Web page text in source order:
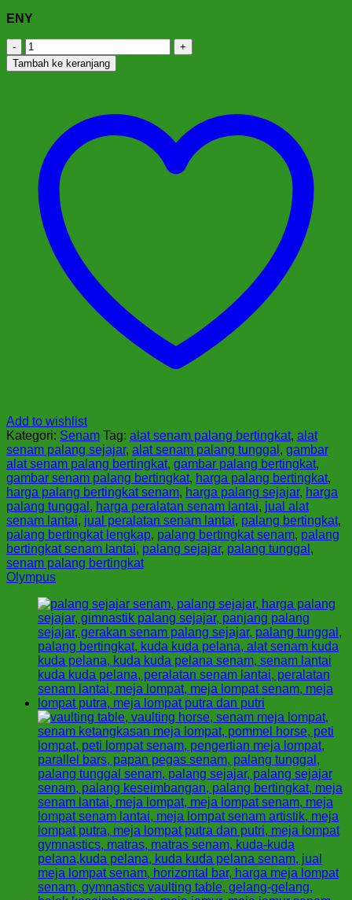
ENY
Kuantitas
Palang
Bertingkat
Tambah ke keranjang
Add to wishlist
Kategori: Senam Tag: alat senam palang bertingkat, alat
senam palang sejajar, alat senam palang tunggal , gambar
alat senam palang bertingkat, gambar palang bertingkat,
gambar senam palang bertingkat, harga palang bertingkat,
harga palang bertingkat senam, harga palang sejajar, harga
palang tunggal , harga peralatan senam lantai, jual alat
senam lantai, jual peralatan senam lantai, palang bertingkat,
palang bertingkat lengkap, palang bertingkat senam, palang
bertingkat senam lantai, palang sejajar, palang tunggal ,
senam palang bertingkat
Olympus